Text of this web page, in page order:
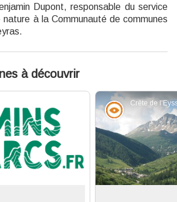
Dupont, responsable du service
à la Communauté de communes
à découvrir
histoire Point de